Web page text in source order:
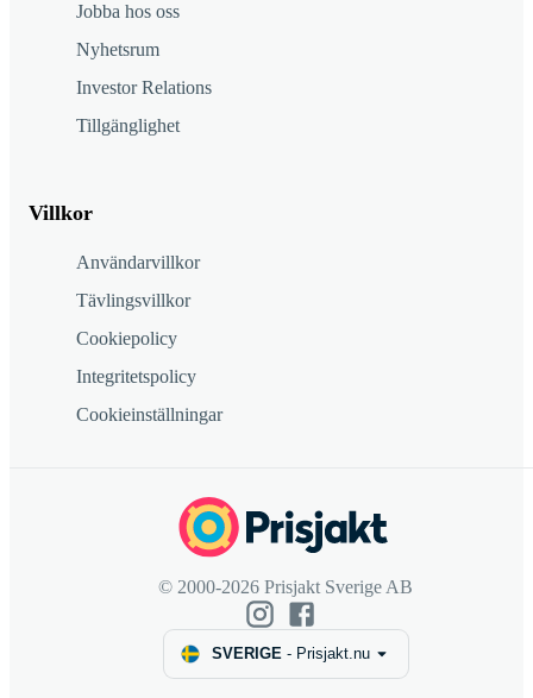
Jobba hos oss
Nyhetsrum
Investor Relations
Tillgänglighet
Villkor
Användarvillkor
Tävlingsvillkor
Cookiepolicy
Integritetspolicy
Cookieinställningar
© 2000-2026 Prisjakt Sverige AB
SVERIGE- Prisjakt.nu